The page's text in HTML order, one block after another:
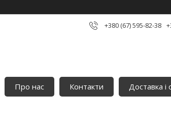
+380 (67) 595-82-38
Про нас Контакти Доставка і